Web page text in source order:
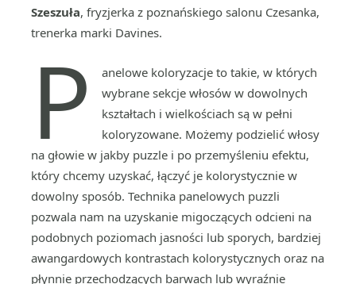
Szeszuła, fryzjerka z poznańskiego salonu Czesanka,
trenerka marki Davines.
P
anelowe koloryzacje to takie, w których
wybrane sekcje włosów w dowolnych
kształtach i wielkościach są w pełni
koloryzowane. Możemy podzielić włosy
na głowie w jakby puzzle i po przemyśleniu efektu,
który chcemy uzyskać, łączyć je kolorystycznie w
dowolny sposób. Technika panelowych puzzli
pozwala nam na uzyskanie migoczących odcieni na
podobnych poziomach jasności lub sporych, bardziej
awangardowych kontrastach kolorystycznych oraz na
płynnie przechodzących barwach lub wyraźnie